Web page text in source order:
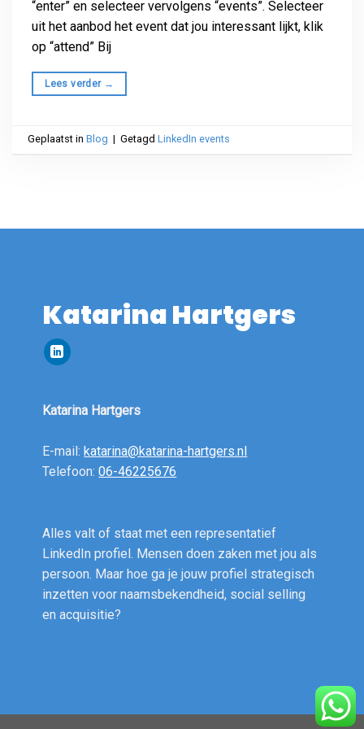
“enter” en selecteer vervolgens “events”. Selecteer
uit het aanbod het event dat jou interessant lijkt, klik
op “attend” Bij
Lees verder →
Geplaatst inBlog | GetagdLinkedIn events
Katarina Hartgers
E-mail:katarina@katarina-hartgers.nl
Telefoon:06-46225676
Alles valt of staat met een representatief
LinkedIn profiel. Mensen doen zaken met jou als
persoon. Maar hoe ga je jouw profiel strategisch
inzetten voor naamsbekendheid, social selling
en acquisitie?
Katarina Hartgers